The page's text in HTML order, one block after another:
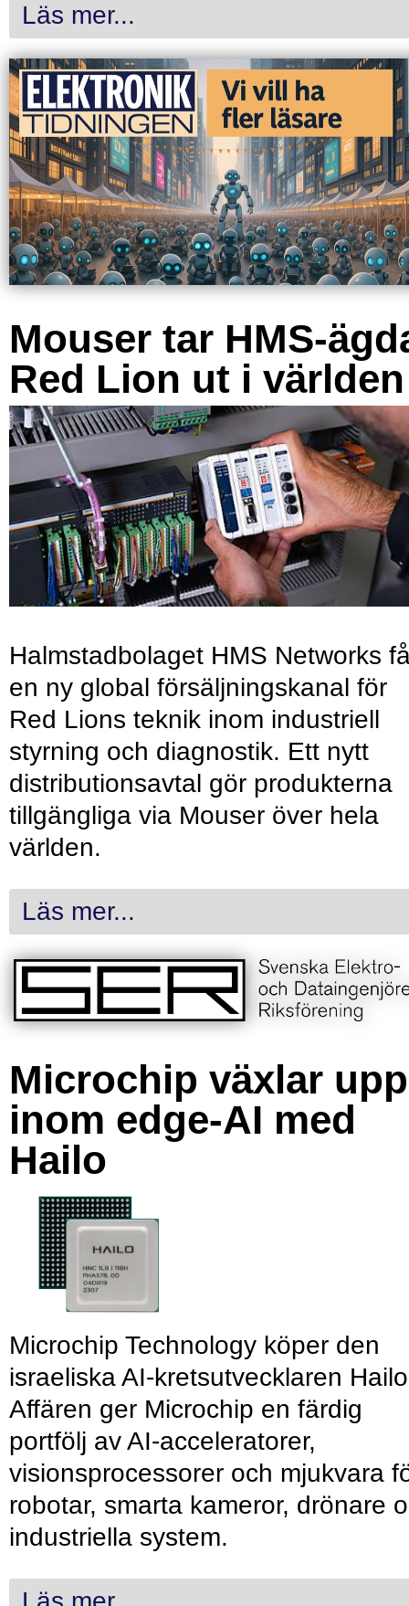
Läs mer...
Mouser tar HMS-
Red Lion ut i världen
Halmstadbolaget HMS Networks
en ny global försäljningskanal för
Red Lions teknik inom industriell
styrning och diagnostik. Ett nytt
distributionsavtal gör produkterna
tillgängliga via Mouser över hela
världen.
Läs mer...
Microchip växlar upp
inom edge-AI med
Hailo
Microchip Technology köper den
israeliska AI-kretsutvecklaren
Affären ger Microchip en färdig
portfölj av AI-acceleratorer,
visionsprocessorer och mjukvara
robotar, smarta kameror, drönare
industriella system.